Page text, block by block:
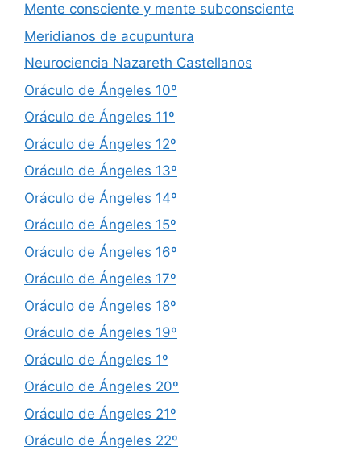
Mente consciente y mente subconsciente
Meridianos de acupuntura
Neurociencia Nazareth Castellanos
Oráculo de Ángeles 10º
Oráculo de Ángeles 11º
Oráculo de Ángeles 12º
Oráculo de Ángeles 13º
Oráculo de Ángeles 14º
Oráculo de Ángeles 15º
Oráculo de Ángeles 16º
Oráculo de Ángeles 17º
Oráculo de Ángeles 18º
Oráculo de Ángeles 19º
Oráculo de Ángeles 1º
Oráculo de Ángeles 20º
Oráculo de Ángeles 21º
Oráculo de Ángeles 22º